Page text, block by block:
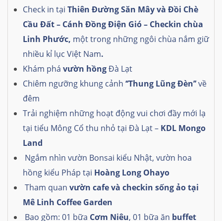
Check in tại Thiên Đường Săn Mây và Đồi Chè
Cầu Đất – Cánh Đồng Điện Gió – Checkin chùa
Linh Phước, một trong những ngôi chùa nắm giữ
nhiều kỉ lục Việt Nam.
Khám phá vườn hồngĐà Lạt
Chiêm ngưỡng khung cảnh ‘‘Thung Lũng Đèn’’về
đêm
Trải nghiệm những hoạt động vui chơi đầy mới lạ
tại tiểu Mông Cổ thu nhỏ tại Đà Lạt – KDL Mongo
Land
Ngắm nhìn vườn Bonsai kiểu Nhật, vườn hoa
hồng kiểu Pháp tại Hoàng Long Ohayo
Tham quan vườn cafe và checkin sống ảo tại
Mê Linh Coffee Garden
Bao gồm: 01 bữa Cơm Niêu, 01 bữa ăn buffet